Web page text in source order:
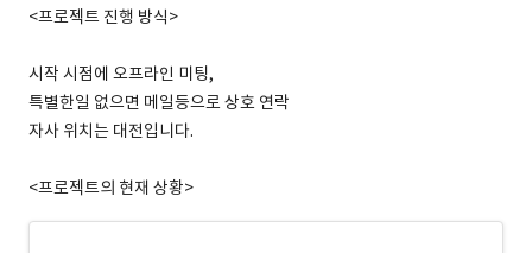
<프로젝트 진행 방식>
시작 시점에 오프라인 미팅,
특별한일 없으면 메일등으로 상호 연락
자사 위치는 대전입니다.
<프로젝트의 현재 상황>